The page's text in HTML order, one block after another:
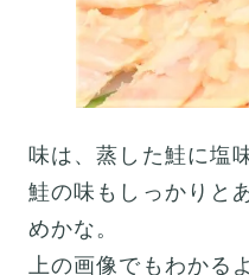
味は、蒸した鮭に塩
鮭の味もしっかりと
めかな。
上の画像でもわかる